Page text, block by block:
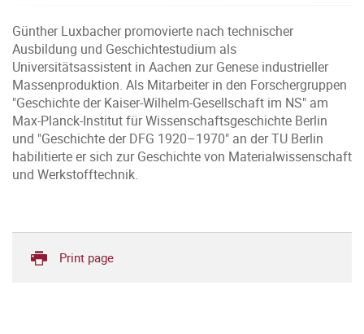
Günther Luxbacher promovierte nach technischer
Ausbildung und Geschichtestudium als
Universitätsassistent in Aachen zur Genese industrieller
Massenproduktion. Als Mitarbeiter in den Forschergruppen
"Geschichte der Kaiser-Wilhelm-Gesellschaft im NS" am
Max-Planck-Institut für Wissenschaftsgeschichte Berlin
und "Geschichte der DFG 1920–1970" an der TU Berlin
habilitierte er sich zur Geschichte von Materialwissenschaft
und Werkstofftechnik.
Print page